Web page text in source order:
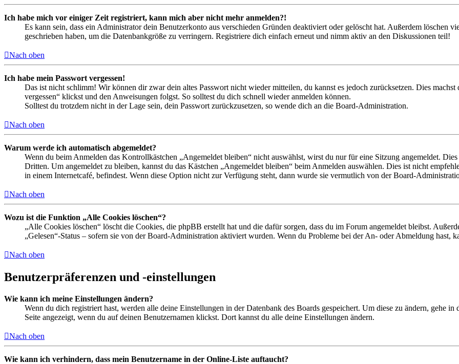
Ich habe mich vor einiger Zeit registriert, kann mich aber nicht mehr anmelden?!
Es kann sein, dass ein Administrator dein Benutzerkonto aus verschieden Gründen deaktiviert oder gelöscht hat. Außerdem löschen
geschrieben haben, um die Datenbankgröße zu verringern. Registriere dich einfach erneut und nimm aktiv an den Diskussionen teil!
Nach oben
Ich habe mein Passwort vergessen!
Das ist nicht schlimm! Wir können dir zwar dein altes Passwort nicht wieder mitteilen, du kannst es jedoch zurücksetzen. Dies
vergessen“ klickst und den Anweisungen folgst. So solltest du dich schnell wieder anmelden können.
Solltest du trotzdem nicht in der Lage sein, dein Passwort zurückzusetzen, so wende dich an die Board-Administration.
Nach oben
Warum werde ich automatisch abgemeldet?
Wenn du beim Anmelden das Kontrollkästchen „Angemeldet bleiben“ nicht auswählst, wirst du nur für eine Sitzung angemeldet.
Dritten. Um angemeldet zu bleiben, kannst du das Kästchen „Angemeldet bleiben“ beim Anmelden auswählen. Dies ist nicht
in einem Internetcafé, befindest. Wenn diese Option nicht zur Verfügung steht, dann wurde sie vermutlich von der Board-
Nach oben
Wozu ist die Funktion „Alle Cookies löschen“?
„Alle Cookies löschen“ löscht die Cookies, die phpBB erstellt hat und die dafür sorgen, dass du im Forum angemeldet bleibst.
„Gelesen“-Status – sofern sie von der Board-Administration aktiviert wurden. Wenn du Probleme bei der An- oder Abmeldung hast,
Nach oben
Benutzerpräferenzen und -einstellungen
Wie kann ich meine Einstellungen ändern?
Wenn du dich registriert hast, werden alle deine Einstellungen in der Datenbank des Boards gespeichert. Um diese zu ändern, gehe
Seite angezeigt, wenn du auf deinen Benutzernamen klickst. Dort kannst du alle deine Einstellungen ändern.
Nach oben
Wie kann ich verhindern, dass mein Benutzername in der Online-Liste auftaucht?